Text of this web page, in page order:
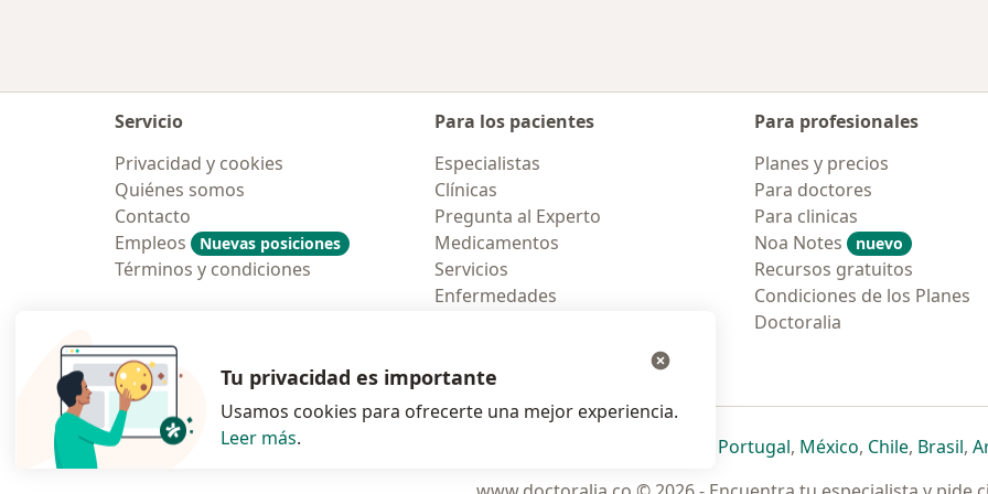
Servicio
Privacidad y cookies
Quiénes somos
Contacto
Empleos
Nuevas posiciones
Términos y condiciones
Para los pacientes
Especialistas
Clínicas
Pregunta al Experto
Medicamentos
Servicios
Enfermedades
Para profesionales
Planes y precios
Para doctores
Para clinicas
Noa Notes
nuevo
Recursos gratuitos
Condiciones de los Planes
Doctoralia
Polska se abre en una nueva pestaña
se abre en una nueva pestaña
se abre en una nueva pestaña
se abre en una nueva pestaña
Portugalse abre en una nueva
, Méxicose abre en una
, Chilese abre
, Brasilse
,
Tu privacidad es importante
Usamos cookies para ofrecerte una mejor experiencia.
Leer más.